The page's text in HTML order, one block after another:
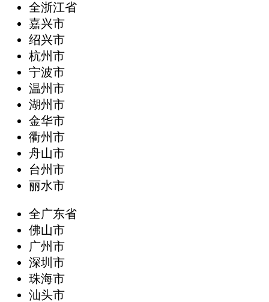
全浙江省
嘉兴市
绍兴市
杭州市
宁波市
温州市
湖州市
金华市
衢州市
舟山市
台州市
丽水市
全广东省
‌佛山市
广州市
深圳市
珠海市
汕头市